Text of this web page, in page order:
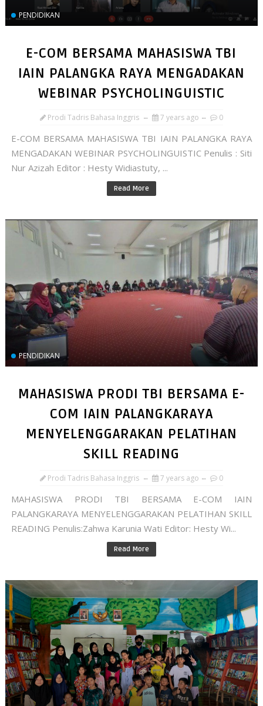
PENDIDIKAN
E-COM BERSAMA MAHASISWA TBI
IAIN PALANGKA RAYA MENGADAKAN
WEBINAR PSYCHOLINGUISTIC
Prodi Tadris Bahasa Inggris 7 years ago 0
E-COM BERSAMA MAHASISWA TBI IAIN PALANGKA RAYA
MENGADAKAN WEBINAR PSYCHOLINGUISTIC Penulis : Siti
Nur Azizah Editor : Hesty Widiastuty, ...
Read More
PENDIDIKAN
MAHASISWA PRODI TBI BERSAMA E-
COM IAIN PALANGKARAYA
MENYELENGGARAKAN PELATIHAN
SKILL READING
Prodi Tadris Bahasa Inggris 7 years ago 0
MAHASISWA PRODI TBI BERSAMA E-COM IAIN
PALANGKARAYA MENYELENGGARAKAN PELATIHAN SKILL
READING Penulis:Zahwa Karunia Wati Editor: Hesty Wi...
Read More